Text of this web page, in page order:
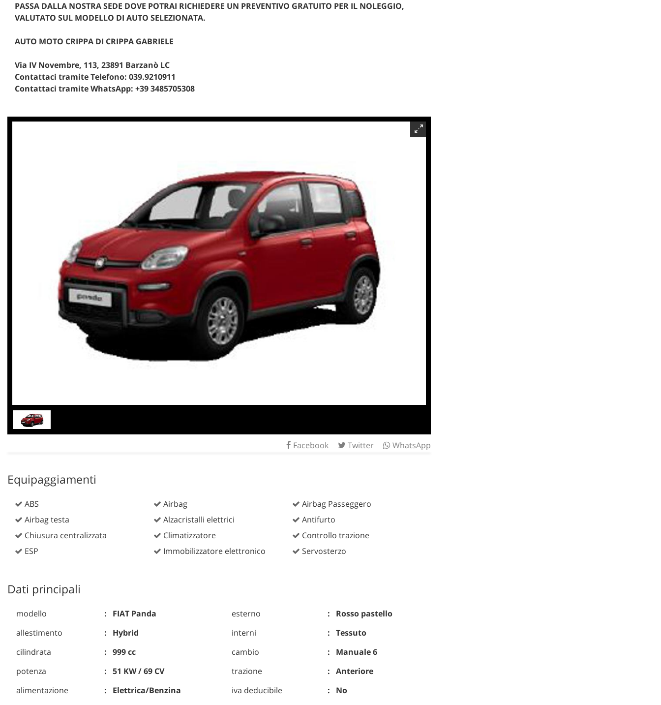
PASSA DALLA NOSTRA SEDE DOVE POTRAI RICHIEDERE UN PREVENTIVO GRATUITO PER IL NOLEGGIO,
VALUTATO SUL MODELLO DI AUTO SELEZIONATA.
AUTO MOTO CRIPPA DI CRIPPA GABRIELE
Via IV Novembre, 113, 23891 Barzanò LC
Contattaci tramite Telefono: 039.9210911
Contattaci tramite WhatsApp: +39 3485705308
Facebook Twitter WhatsApp
Equipaggiamenti
ABS Airbag
Airbag Passeggero
Airbag testa
Alzacristalli elettrici
Antifurto
Chiusura centralizzata
Climatizzatore
Controllo trazione
ESP
Immobilizzatore elettronico Servosterzo
Dati principali
modello
FIAT Panda
allestimento
Hybrid
cilindrata
999 cc
potenza
51 KW / 69 CV
alimentazione
Elettrica/Benzina
esterno
Rosso pastello
interni
Tessuto
cambio
Manuale 6
trazione
Anteriore
iva deducibile
No